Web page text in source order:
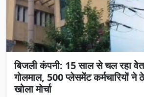
बिजली कंपनी: 15 साल से चल रहा
गोलमाल, 500 प्लेसमेंट कर्मचारियों
खोला मोर्चा